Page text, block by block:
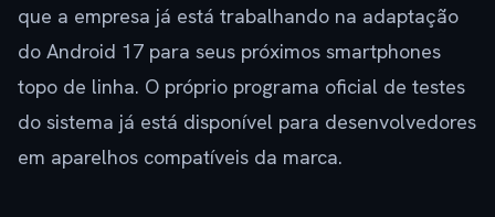
que a empresa já está trabalhando na adaptação
do Android 17 para seus próximos smartphones
topo de linha. O próprio programa oficial de testes
do sistema já está disponível para desenvolvedores
em aparelhos compatíveis da marca.